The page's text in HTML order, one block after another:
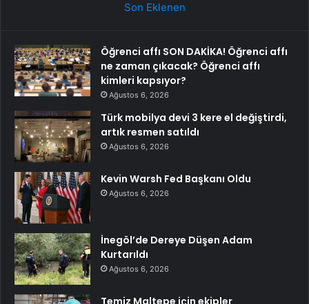
Son Eklenen
Öğrenci affı SON DAKİKA! Öğrenci affı
ne zaman çıkacak? Öğrenci affı
kimleri kapsıyor?
Ağustos 6, 2026
Türk mobilya devi 3 kere el değiştirdi,
artık resmen satıldı
Ağustos 6, 2026
Kevin Warsh Fed Başkanı Oldu
Ağustos 6, 2026
İnegöl’de Dereye Düşen Adam
Kurtarıldı
Ağustos 6, 2026